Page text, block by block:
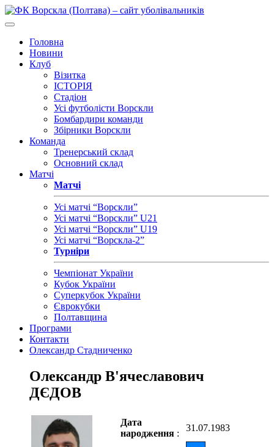
Головна
Новини
Клуб
Візитка
ІСТОРІЯ
Стадіон
Усі футболісти Ворскли
Бомбардири команди
Збірники Ворскли
Команда
Тренерський склад
Основний склад
Матчі
Матчі
Усі матчі “Ворскли”
Усі матчі “Ворскли” U21
Усі матчі “Ворскли” U19
Усі матчі “Ворскла-2”
Турніри
Чемпіонат України
Кубок України
Суперкубок України
Єврокубки
Полтавщина
Програми
Контакти
Олександр Стадниченко
Олександр В'ячеславович
ДЄДОВ
Дата
народження :
31.07.1983